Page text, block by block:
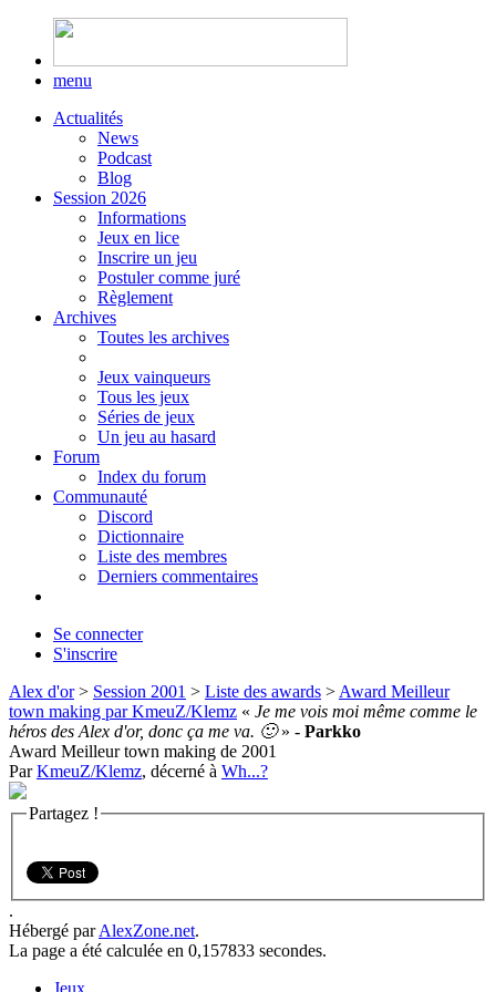
menu
Actualités
News
Podcast
Blog
Session 2026
Informations
Jeux en lice
Inscrire un jeu
Postuler comme juré
Règlement
Archives
Toutes les archives
Jeux vainqueurs
Tous les jeux
Séries de jeux
Un jeu au hasard
Forum
Index du forum
Communauté
Discord
Dictionnaire
Liste des membres
Derniers commentaires
Se connecter
S'inscrire
Alex d'or> Session 2001 > Liste des awards > Award Meilleur
town making par KmeuZ/Klemz « Je me vois moi même comme le
héros des Alex d'or, donc ça me va. 🙂» - Parkko
Award Meilleur town making de 2001
ParKmeuZ/Klemz, décerné à Wh...?
Partagez !
.
Hébergé parAlexZone.net.
La page a été calculée en 0,157833 secondes.
Jeux